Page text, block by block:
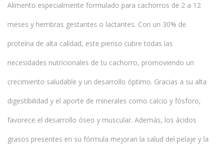
Alimento especialmente formulado para cachorros de 2 a 12
meses y hembras gestantes o lactantes. Con un 30% de
proteína de alta calidad, este pienso cubre todas las
necesidades nutricionales de tu cachorro, promoviendo un
crecimiento saludable y un desarrollo óptimo. Gracias a su alta
digestibilidad y el aporte de minerales como calcio y fósforo,
favorece el desarrollo óseo y muscular. Además, los ácidos
grasos presentes en su fórmula mejoran la salud del pelaje y la